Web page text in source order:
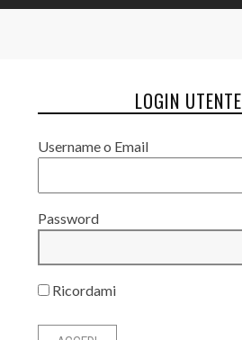
LOGIN UTENTE
Username o Email
Password
Ricordami